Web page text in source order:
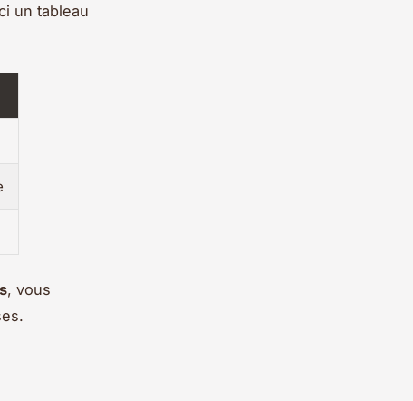
un tableau
, vous